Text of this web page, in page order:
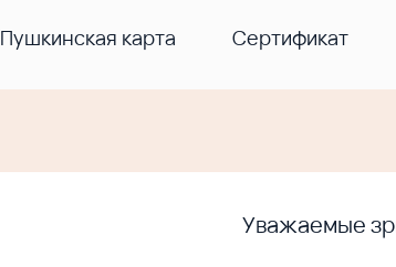
Пушкинская карта Сертификат
Уважаемые